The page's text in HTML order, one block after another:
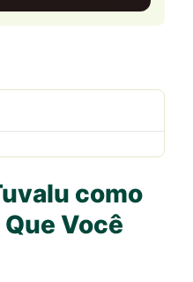
como
Você